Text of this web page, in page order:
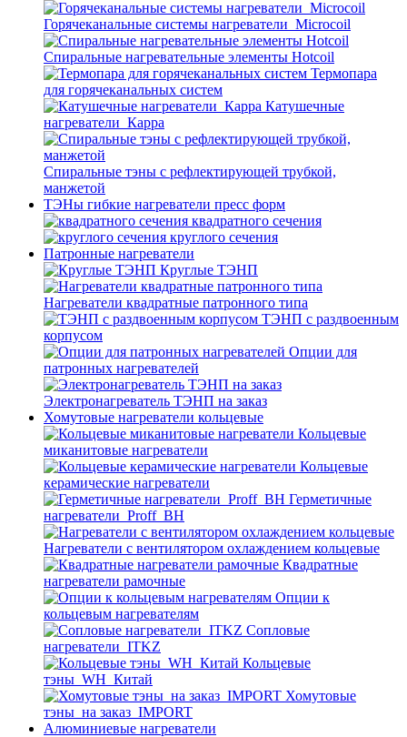
Горячеканальные системы нагреватели_Microcoil
Спиральные нагревательные элементы Hotcoil
Термопара
для горячеканальных систем
Катушечные
нагреватели_Карра
Спиральные тэны с рефлектирующей трубкой,
манжетой
ТЭНы гибкие нагреватели пресс форм
квадратного сечения
круглого сечения
Патронные нагреватели
Круглые ТЭНП
Нагреватели квадратные патронного типа
ТЭНП с раздвоенным
корпусом
Опции для
патронных нагревателей
Электронагреватель ТЭНП на заказ
Хомутовые нагреватели кольцевые
Кольцевые
миканитовые нагреватели
Кольцевые
керамические нагреватели
Герметичные
нагреватели_Proff_BH
Нагреватели с вентилятором охлаждением кольцевые
Квадратные
нагреватели рамочные
Опции к
кольцевым нагревателям
Cопловые
нагреватели_ITKZ
Кольцевые
тэны_WH_Китай
Хомутовые
тэны_на заказ_IMPORT
Алюминиевые нагреватели